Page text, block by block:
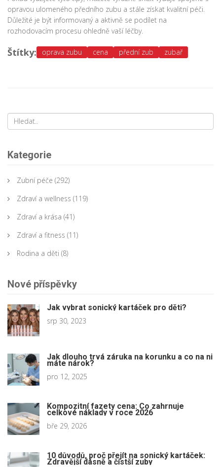
opravou ulomeného předního zubu a stále získat kvalitní péči.
Důležité je být informovaný a aktivně se podílet na
rozhodovacím procesu ohledně vaší léčby.
Štítky: oprava zubu cena přední zub zubař
Kategorie
Zubní péče (292)
Zdraví a wellness (119)
Zdraví a krása (41)
Zdraví a fitness (11)
Rodina a děti (8)
Nové příspěvky
Jak vybrat sonický kartáček pro děti?
srp 30, 2023
Jak dlouho trvá záruka na korunku a co na ni
máte nárok?
pro 12, 2025
Kompozitní fazety cena: Co zahrnuje
celkové náklady v roce 2026
bře 29, 2026
10 důvodů, proč přejít na sonický kartáček:
Zdravější dásně a čistší zuby